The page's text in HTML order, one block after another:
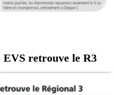
EVS retrouve le R3